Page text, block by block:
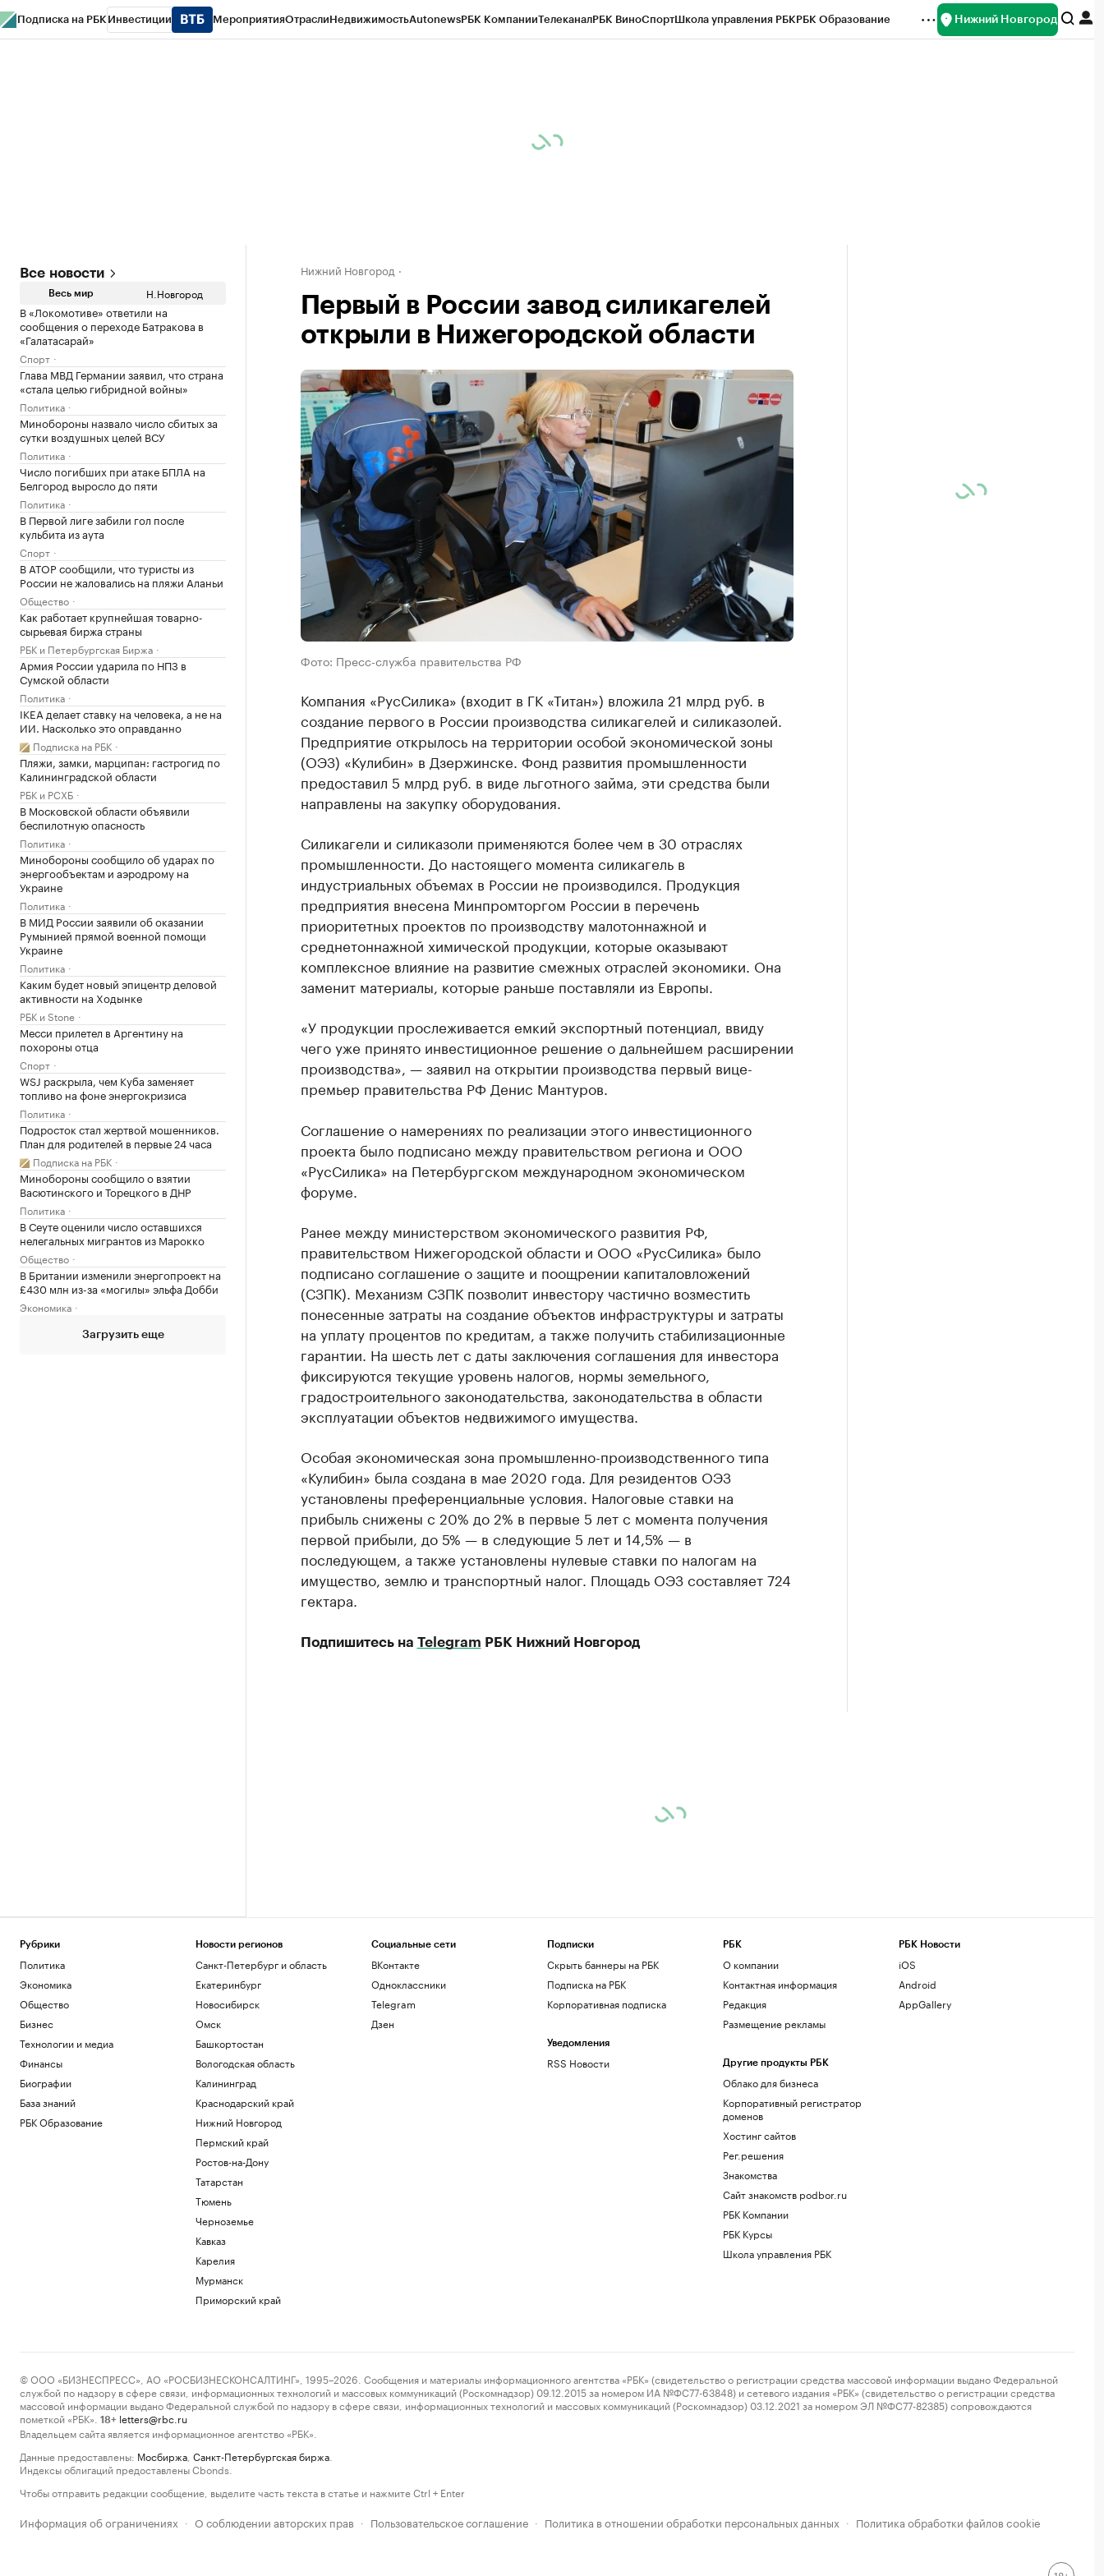
Подписка на РБК Инвестиции МероприятияОтраслиНедвижимостьAutonewsРБК КомпанииТелеканалРБК ВиноСпортШкола управления РБКРБК Образование Нижний Новгород
Все новости
Весь мир Н.Новгород
В «Локомотиве» ответили на
сообщения о переходе Батракова в
«Галатасарай»
Спорт
Глава МВД Германии заявил, что страна
«стала целью гибридной войны»
Политика
Минобороны назвало число сбитых за
сутки воздушных целей ВСУ
Политика
Число погибших при атаке БПЛА на
Белгород выросло до пяти
Политика
В Первой лиге забили гол после
кульбита из аута
Спорт
В АТОР сообщили, что туристы из
России не жаловались на пляжи Аланьи
Общество
Как работает крупнейшая товарно-
сырьевая биржа страны
РБК и Петербургская Биржа
Армия России ударила по НПЗ в
Сумской области
Политика
IKEA делает ставку на человека, а не на
ИИ. Насколько это оправданно
Подписка на РБК
Пляжи, замки, марципан: гастрогид по
Калининградской области
РБК и РСХБ
В Московской области объявили
беспилотную опасность
Политика
Минобороны сообщило об ударах по
энергообъектам и аэродрому на
Украине
Политика
В МИД России заявили об оказании
Румынией прямой военной помощи
Украине
Политика
Каким будет новый эпицентр деловой
активности на Ходынке
РБК и Stone
Месси прилетел в Аргентину на
похороны отца
Спорт
WSJ раскрыла, чем Куба заменяет
топливо на фоне энергокризиса
Политика
Подросток стал жертвой мошенников.
План для родителей в первые 24 часа
Подписка на РБК
Минобороны сообщило о взятии
Васютинского и Торецкого в ДНР
Политика
В Сеуте оценили число оставшихся
нелегальных мигрантов из Марокко
Общество
В Британии изменили энергопроект на
£430 млн из-за «могилы» эльфа Добби
Экономика
Загрузить еще
Нижний Новгород
Первый в России завод силикагелей
открыли в Нижегородской области
Фото: Пресс-служба правительства РФ
Компания «РусСилика» (входит в ГК «Титан») вложила 21 млрд руб. в
создание первого в России производства силикагелей и силиказолей.
Предприятие открылось на территории особой экономической зоны
(ОЭЗ) «Кулибин» в Дзержинске. Фонд развития промышленности
предоставил 5 млрд руб. в виде льготного займа, эти средства были
направлены на закупку оборудования.
Силикагели и силиказоли применяются более чем в 30 отраслях
промышленности. До настоящего момента силикагель в
индустриальных объемах в России не производился. Продукция
предприятия внесена Минпромторгом России в перечень
приоритетных проектов по производству малотоннажной и
среднетоннажной химической продукции, которые оказывают
комплексное влияние на развитие смежных отраслей экономики. Она
заменит материалы, которые раньше поставляли из Европы.
«У продукции прослеживается емкий экспортный потенциал, ввиду
чего уже принято инвестиционное решение о дальнейшем расширении
производства», — заявил на открытии производства первый вице-
премьер правительства РФ Денис Мантуров.
Соглашение о намерениях по реализации этого инвестиционного
проекта было подписано между правительством региона и ООО
«РусСилика» на Петербургском международном экономическом
форуме.
Ранее между министерством экономического развития РФ,
правительством Нижегородской области и ООО «РусСилика» было
подписано соглашение о защите и поощрении капиталовложений
(СЗПК). Механизм СЗПК позволит инвестору частично возместить
понесенные затраты на создание объектов инфраструктуры и затраты
на уплату процентов по кредитам, а также получить стабилизационные
гарантии. На шесть лет с даты заключения соглашения для инвестора
фиксируются текущие уровень налогов, нормы земельного,
градостроительного законодательства, законодательства в области
эксплуатации объектов недвижимого имущества.
Особая экономическая зона промышленно-производственного типа
«Кулибин» была создана в мае 2020 года. Для резидентов ОЭЗ
установлены преференциальные условия. Налоговые ставки на
прибыль снижены с 20% до 2% в первые 5 лет с момента получения
первой прибыли, до 5% — в следующие 5 лет и 14,5% — в
последующем, а также установлены нулевые ставки по налогам на
имущество, землю и транспортный налог. Площадь ОЭЗ составляет 724
гектара.
Подпишитесь на Telegram РБК Нижний Новгород
Рубрики
Политика
Экономика
Общество
Бизнес
Технологии и медиа
Финансы
Биографии
База знаний
РБК Образование
Новости регионов
Санкт-Петербург и область
Екатеринбург
Новосибирск
Омск
Башкортостан
Вологодская область
Калининград
Краснодарский край
Нижний Новгород
Пермский край
Ростов-на-Дону
Татарстан
Тюмень
Черноземье
Кавказ
Карелия
Мурманск
Приморский край
Социальные сети
ВКонтакте
Одноклассники
Telegram
Дзен
Подписки
Скрыть баннеры на РБК
Подписка на РБК
Корпоративная подписка
Уведомления
RSS Новости
РБК
О компании
Контактная информация
Редакция
Размещение рекламы
Другие продукты РБК
Облако для бизнеса
Корпоративный регистратор
доменов
Хостинг сайтов
Рег.решения
Знакомства
Сайт знакомств podbor.ru
РБК Компании
РБК Курсы
Школа управления РБК
РБК Новости
iOS
Android
AppGallery
© ООО «БИЗНЕСПРЕСС», АО «РОСБИЗНЕСКОНСАЛТИНГ», 1995–2026. Сообщения и материалы информационного агентства «РБК» (свидетельство о регистрации средства массовой информации выдано Федеральной
службой по надзору в сфере связи, информационных технологий и массовых коммуникаций (Роскомнадзор) 09.12.2015 за номером ИА №ФС77-63848) и сетевого издания «РБК» (свидетельство о регистрации средства
массовой информации выдано Федеральной службой по надзору в сфере связи, информационных технологий и массовых коммуникаций (Роскомнадзор) 03.12.2021 за номером ЭЛ №ФС77-82385) сопровождаются
пометкой «РБК».
18+ letters@rbc.ru
Владельцем сайта является информационное агентство «РБК».
Данные предоставлены: Мосбиржа Санкт-Петербургская биржа
Индексы облигаций предоставлены Cbonds.
Чтобы отправить редакции сообщение, выделите часть текста в статье и нажмите Ctrl + Enter
Информация об ограничениях · О соблюдении авторских прав · Пользовательское соглашение · Политика в отношении обработки персональных данных · Политика обработки файлов cookie